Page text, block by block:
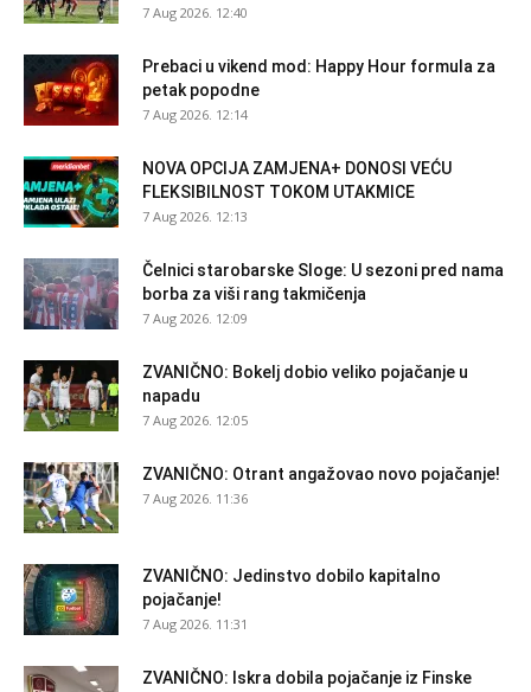
7 Aug 2026. 12:40
Prebaci u vikend mod: Happy Hour formula za
petak popodne
7 Aug 2026. 12:14
NOVA OPCIJA ZAMJENA+ DONOSI VEĆU
FLEKSIBILNOST TOKOM UTAKMICE
7 Aug 2026. 12:13
Čelnici starobarske Sloge: U sezoni pred nama
borba za viši rang takmičenja
7 Aug 2026. 12:09
ZVANIČNO: Bokelj dobio veliko pojačanje u
napadu
7 Aug 2026. 12:05
ZVANIČNO: Otrant angažovao novo pojačanje!
7 Aug 2026. 11:36
ZVANIČNO: Jedinstvo dobilo kapitalno
pojačanje!
7 Aug 2026. 11:31
ZVANIČNO: Iskra dobila pojačanje iz Finske